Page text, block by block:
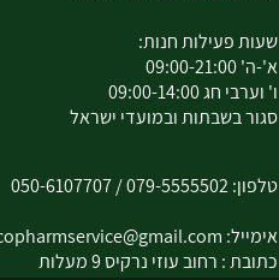
שעות פעילות חנות:
א'-ה' 09:00-21:00
ו' וערבי חג 09:00-14:00
סגור בשבתות ובמועדי ישראל
טלפון:079-5555502
/
050-6107707
אימייל:
כתובת : רחוב עוזי נרקיס 9 מעלות